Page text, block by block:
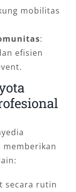
mobilitas
:
efisien
memberikan
secara rutin